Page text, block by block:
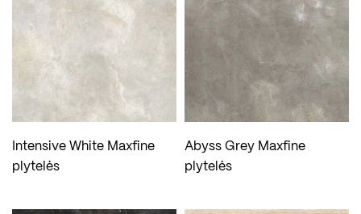
Intensive White Maxfine
plytelės
Abyss Grey Maxfine
plytelės